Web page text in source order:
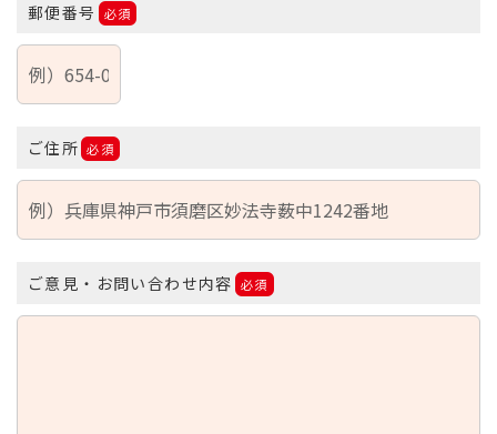
郵便番号 必須
ご住所 必須
ご意見・お問い合わせ内容 必須